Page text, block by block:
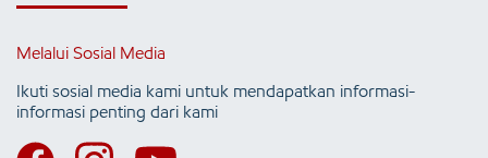
Melalui Sosial Media
Ikuti sosial media kami untuk mendapatkan informasi-
informasi penting dari kami